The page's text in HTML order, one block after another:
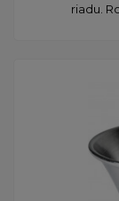
riadu.